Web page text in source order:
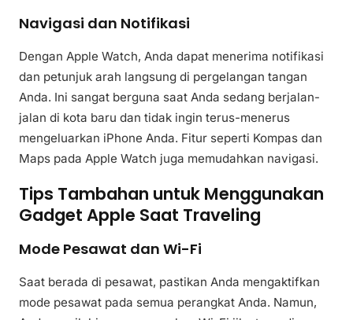
Navigasi dan Notifikasi
Dengan Apple Watch, Anda dapat menerima notifikasi
dan petunjuk arah langsung di pergelangan tangan
Anda. Ini sangat berguna saat Anda sedang berjalan-
jalan di kota baru dan tidak ingin terus-menerus
mengeluarkan iPhone Anda. Fitur seperti Kompas dan
Maps pada Apple Watch juga memudahkan navigasi.
Tips Tambahan untuk Menggunakan
Gadget Apple Saat Traveling
Mode Pesawat dan Wi-Fi
Saat berada di pesawat, pastikan Anda mengaktifkan
mode pesawat pada semua perangkat Anda. Namun,